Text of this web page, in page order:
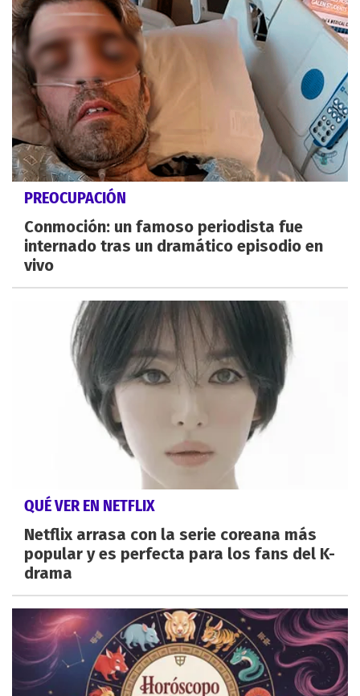
PREOCUPACIÓN
Conmoción: un famoso periodista fue
internado tras un dramático episodio en
vivo
QUÉ VER EN NETFLIX
Netflix arrasa con la serie coreana más
popular y es perfecta para los fans del K-
drama